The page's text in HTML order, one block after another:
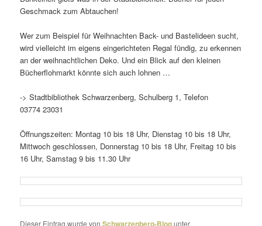
Geschmack zum Abtauchen!
Wer zum Beispiel für Weihnachten Back- und Bastelideen sucht,
wird viel­leicht im eigens einge­rich­teten Regal fündig, zu erkennen
an der weih­nacht­li­chen Deko. Und ein Blick auf den kleinen
Bücherflohmarkt könnte sich auch lohnen …
-> Stadtbibliothek Schwarzenberg, Schulberg 1, Telefon
03774 23031
Öffnungszeiten: Montag 10 bis 18 Uhr, Dienstag 10 bis 18 Uhr,
Mittwoch geschlossen, Donnerstag 10 bis 18 Uhr, Freitag 10 bis
16 Uhr, Samstag 9 bis 11.30 Uhr
Dieser Eintrag wurde vonSchwarzenberg-Blogunter